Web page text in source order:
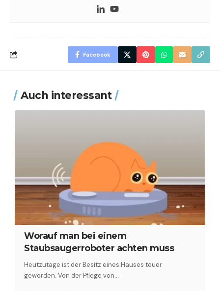
Facebook
Auch interessant
Worauf man bei einem
Staubsaugerroboter achten muss
‍Heutzutage ist der Besitz eines Hauses teuer
geworden. Von der Pflege von…